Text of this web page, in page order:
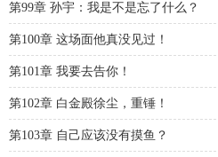
第99章 孙宇：我是不是忘了什么？
第100章 这场面他真没见过！
第101章 我要去告你！
第102章 白金殿徐尘，重锤！
第103章 自己应该没有摸鱼？